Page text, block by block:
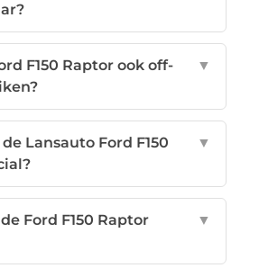
F150 Raptor ook off-
▼
Lansauto Ford F150
▼
Ford F150 Raptor
▼